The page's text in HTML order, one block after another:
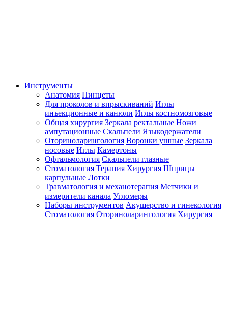
Инструменты
Анатомия Пинцеты
Для проколов и впрыскиваний Иглы
инъекционные и канюли Иглы костномозговые
Общая хирургия Зеркала ректальные Ножи
ампутационные Скальпели Языкодержатели
Оториноларингология Воронки ушные Зеркала
носовые Иглы Камертоны
Офтальмология Скальпели глазные
Стоматология Терапия Хирургия Шприцы
карпульные Лотки
Травматология и механотерапия Метчики и
измерители канала Угломеры
Наборы инструментов Акушерство и гинекология
Стоматология Оториноларингология Хирургия